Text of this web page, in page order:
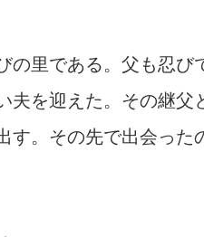
里である。父も忍び
夫を迎えた。その継父
す。その先で出会った